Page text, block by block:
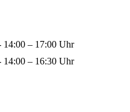
14:00 – 17:00 Uhr
14:00 – 16:30 Uhr